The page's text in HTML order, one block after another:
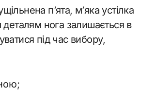
п’ята, м’яка устілка
нога залишається в
під час вибору,